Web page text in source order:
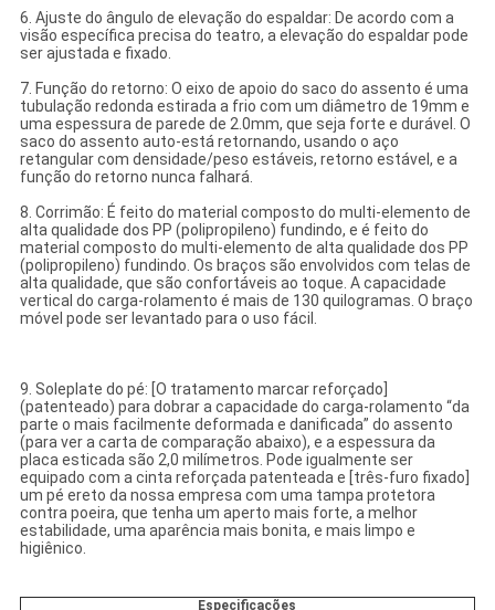
6. Ajuste do ângulo de elevação do espaldar: De acordo com a
visão específica precisa do teatro, a elevação do espaldar pode
ser ajustada e fixado.
7. Função do retorno: O eixo de apoio do saco do assento é uma
tubulação redonda estirada a frio com um diâmetro de 19mm e
uma espessura de parede de 2.0mm, que seja forte e durável. O
saco do assento auto-está retornando, usando o aço
retangular com densidade/peso estáveis, retorno estável, e a
função do retorno nunca falhará.
8. Corrimão: É feito do material composto do multi-elemento de
alta qualidade dos PP (polipropileno) fundindo, e é feito do
material composto do multi-elemento de alta qualidade dos PP
(polipropileno) fundindo. Os braços são envolvidos com telas de
alta qualidade, que são confortáveis ao toque. A capacidade
vertical do carga-rolamento é mais de 130 quilogramas. O braço
móvel pode ser levantado para o uso fácil.
9. Soleplate do pé: [O tratamento marcar reforçado]
(patenteado) para dobrar a capacidade do carga-rolamento “da
parte o mais facilmente deformada e danificada” do assento
(para ver a carta de comparação abaixo), e a espessura da
placa esticada são 2,0 milímetros. Pode igualmente ser
equipado com a cinta reforçada patenteada e [três-furo fixado]
um pé ereto da nossa empresa com uma tampa protetora
contra poeira, que tenha um aperto mais forte, a melhor
estabilidade, uma aparência mais bonita, e mais limpo e
higiênico.
Especificações